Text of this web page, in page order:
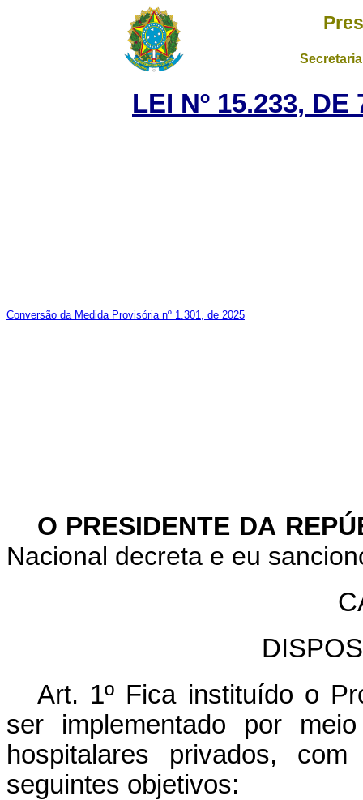
LEI Nº 15.233,
Conversão da Medida Provisória nº 1.301, de 2025
O PRESIDENTE DA
Nacional decreta e eu
Art. 1º Fica instituído o
ser implementado por
hospitalares privados,
seguintes objetivos: